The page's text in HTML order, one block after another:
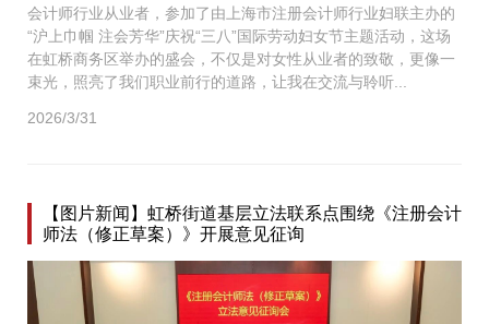
会计师行业从业者，参加了由上海市注册会计师行业妇联主办的
“沪上巾帼 注会芳华”庆祝“三八”国际劳动妇女节主题活动，这场
在虹桥商务区举办的盛会，不仅是对女性从业者的致敬，更像一
束光，照亮了我们职业前行的道路，让我在交流与聆听...
2026/3/31
【图片新闻】虹桥街道基层立法联系点围绕《注册会计
师法（修正草案）》开展意见征询